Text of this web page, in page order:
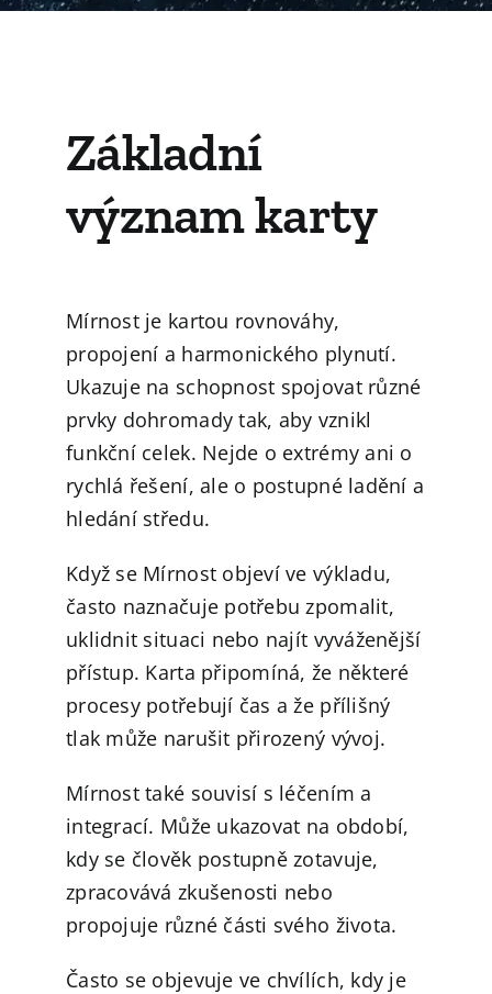
Základní
význam karty
Mírnost je kartou rovnováhy,
propojení a harmonického plynutí.
Ukazuje na schopnost spojovat různé
prvky dohromady tak, aby vznikl
funkční celek. Nejde o extrémy ani o
rychlá řešení, ale o postupné ladění a
hledání středu.
Když se Mírnost objeví ve výkladu,
často naznačuje potřebu zpomalit,
uklidnit situaci nebo najít vyváženější
přístup. Karta připomíná, že některé
procesy potřebují čas a že přílišný
tlak může narušit přirozený vývoj.
Mírnost také souvisí s léčením a
integrací. Může ukazovat na období,
kdy se člověk postupně zotavuje,
zpracovává zkušenosti nebo
propojuje různé části svého života.
Často se objevuje ve chvílích, kdy je